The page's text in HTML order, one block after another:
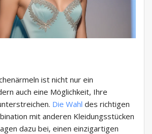
ist nicht nur ein
auch eine Möglichkeit, Ihre
Die Wahl des richtigen
mit anderen Kleidungsstücken
dazu bei, einen einzigartigen